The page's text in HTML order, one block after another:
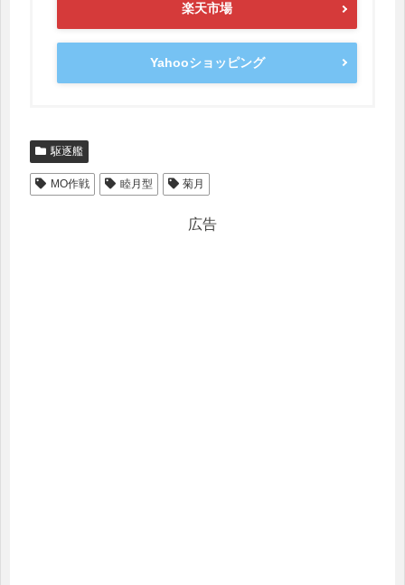
楽天市場
Yahooショッピング
駆逐艦
MO作戦 睦月型 菊月
広告